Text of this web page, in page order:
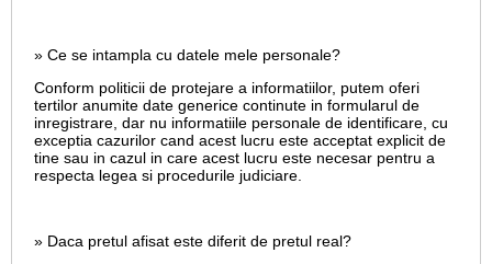
» Ce se intampla cu datele mele personale?
Conform politicii de protejare a informatiilor, putem oferi
tertilor anumite date generice continute in formularul de
inregistrare, dar nu informatiile personale de identificare, cu
exceptia cazurilor cand acest lucru este acceptat explicit de
tine sau in cazul in care acest lucru este necesar pentru a
respecta legea si procedurile judiciare.
» Daca pretul afisat este diferit de pretul real?